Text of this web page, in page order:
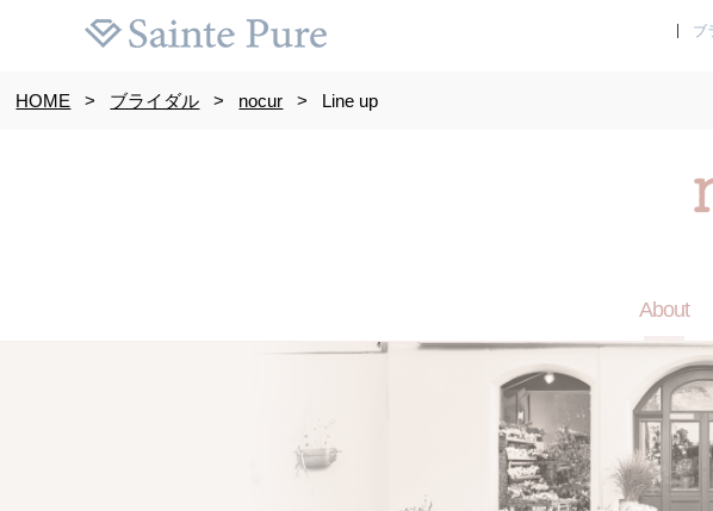
ブ
HOME > ブライダル > nocur > Line up
About